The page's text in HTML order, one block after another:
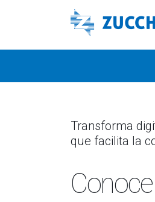
Transforma
que facilita la